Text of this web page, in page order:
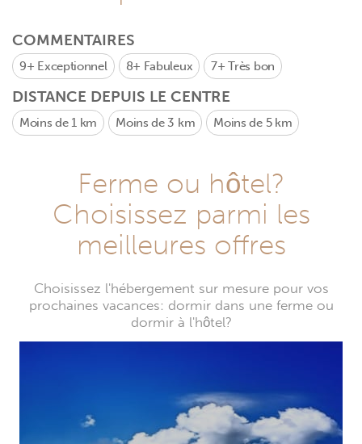
COMMENTAIRES
9+ Exceptionnel 8+ Fabuleux 7+Très bon
DISTANCE DEPUIS LE CENTRE
Moins de 1 km Moins de 3 km Moins de 5 km
Ferme ou hôtel?
Choisissez parmi les
meilleures offres
Choisissez l'hébergement sur mesure pour vos
prochaines vacances: dormir dans une ferme ou
dormir à l'hôtel?